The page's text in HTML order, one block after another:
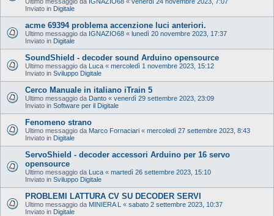
Inviato in Digitale
acme 69394 problema accenzione luci anteriori.
Ultimo messaggio da IGNAZIO68 « lunedì 20 novembre 2023, 17:37
Inviato in Digitale
SoundShield - decoder sound Arduino opensource
Ultimo messaggio da Luca « mercoledì 1 novembre 2023, 15:12
Inviato in Sviluppo Digitale
Cerco Manuale in italiano iTrain 5
Ultimo messaggio da Danto « venerdì 29 settembre 2023, 23:09
Inviato in Software per il Digitale
Fenomeno strano
Ultimo messaggio da Marco Fornaciari « mercoledì 27 settembre 2023, 8:43
Inviato in Digitale
ServoShield - decoder accessori Arduino per 16 servo
opensource
Ultimo messaggio da Luca « martedì 26 settembre 2023, 15:10
Inviato in Sviluppo Digitale
PROBLEMI LATTURA CV SU DECODER SERVI
Ultimo messaggio da MINIERA L « sabato 2 settembre 2023, 10:37
Inviato in Digitale